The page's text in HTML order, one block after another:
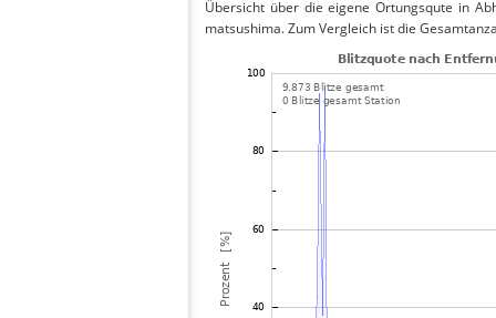
Übersicht über die eigene Ortungsqute in
matsushima. Zum Vergleich ist die